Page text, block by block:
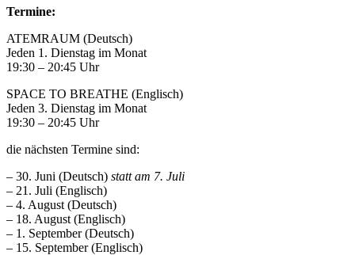
Termine:
ATEMRAUM (Deutsch)
Jeden 1. Dienstag im Monat
19:30 – 20:45 Uhr
SPACE TO BREATHE (Englisch)
Jeden 3. Dienstag im Monat
19:30 – 20:45 Uhr
die nächsten Termine sind:
– 30. Juni (Deutsch) statt am 7. Juli
– 21. Juli (Englisch)
– 4. August (Deutsch)
– 18. August (Englisch)
– 1. September (Deutsch)
– 15. September (Englisch)